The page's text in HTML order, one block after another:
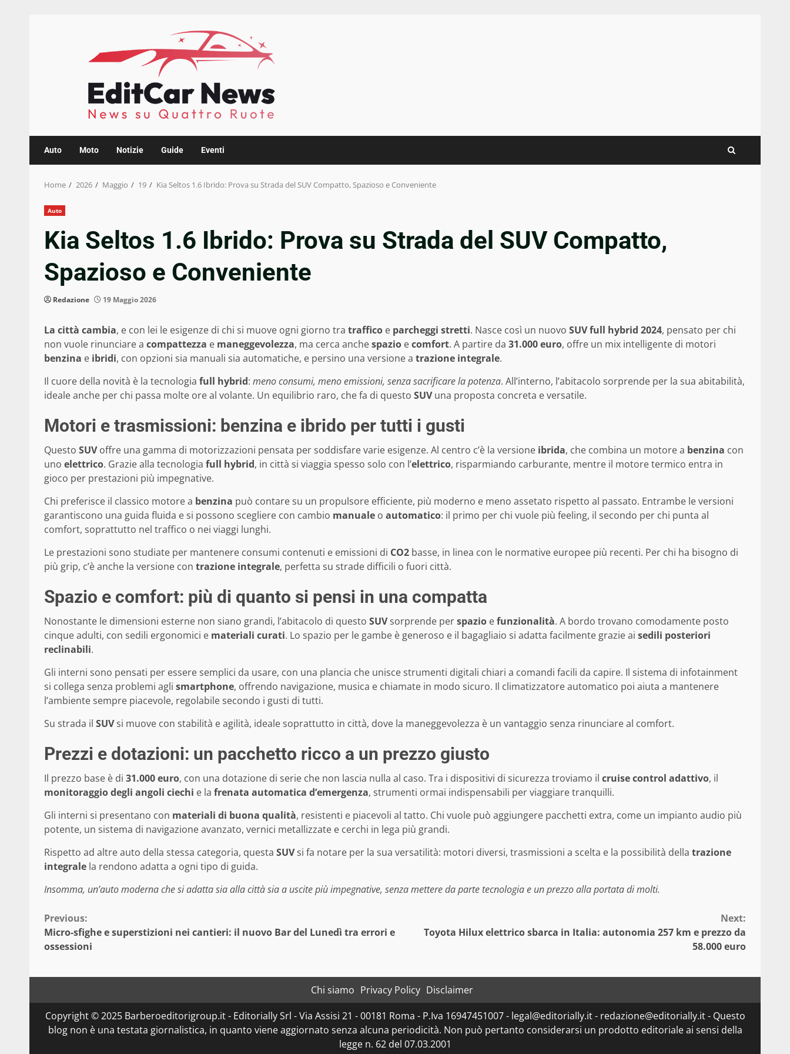
Auto Moto Notizie Guide Eventi
Home 2026 Maggio 19 Kia Seltos 1.6 Ibrido: Prova su Strada del SUV Compatto, Spazioso e Conveniente
Auto
Kia Seltos 1.6 Ibrido: Prova su Strada del SUV Compatto,
Spazioso e Conveniente
Redazione 19 Maggio 2026
La città cambia, e con lei le esigenze di chi si muove ogni giorno tra traffico e parcheggi stretti. Nasce così un nuovo SUV full hybrid 2024, pensato per chi
non vuole rinunciare a compattezza e maneggevolezza, ma cerca anchespazio ecomfort. A partire da 31.000 euro, offre un mix intelligente di motori
benzina e ibridi, con opzioni sia manuali sia automatiche, e persino una versione a trazione integrale.
Il cuore della novità è la tecnologia full hybrid: meno consumi, meno emissioni, senza sacrificare la potenza. All’interno, l’abitacolo sorprende per la sua abitabilità,
ideale anche per chi passa molte ore al volante. Un equilibrio raro, che fa di questo SUVuna proposta concreta e versatile.
Motori e trasmissioni: benzina e ibrido per tutti i gusti
Questo SUVoffre una gamma di motorizzazioni pensata per soddisfare varie esigenze. Al centro c’è la versione ibrida, che combina un motore a benzina con
uno elettrico. Grazie alla tecnologia full hybrid, in città si viaggia spesso solo con l’elettrico, risparmiando carburante, mentre il motore termico entra in
gioco per prestazioni più impegnative.
Chi preferisce il classico motore a benzina può contare su un propulsore efficiente, più moderno e meno assetato rispetto al passato. Entrambe le versioni
garantiscono una guida fluida e si possono scegliere con cambio manuale o automatico: il primo per chi vuole più feeling, il secondo per chi punta al
comfort, soprattutto nel traffico o nei viaggi lunghi.
Le prestazioni sono studiate per mantenere consumi contenuti e emissioni di CO2 basse, in linea con le normative europee più recenti. Per chi ha bisogno di
più grip, c’è anche la versione con trazione integrale, perfetta su strade difficili o fuori città.
Spazio e comfort: più di quanto si pensi in una compatta
Nonostante le dimensioni esterne non siano grandi, l’abitacolo di questo SUVsorprende perspazio efunzionalità. A bordo trovano comodamente posto
cinque adulti, con sedili ergonomici e materiali curati. Lo spazio per le gambe è generoso e il bagagliaio si adatta facilmente grazie ai sedili posteriori
reclinabili.
Gli interni sono pensati per essere semplici da usare, con una plancia che unisce strumenti digitali chiari a comandi facili da capire. Il sistema di infotainment
si collega senza problemi agli smartphone, offrendo navigazione, musica e chiamate in modo sicuro. Il climatizzatore automatico poi aiuta a mantenere
l’ambiente sempre piacevole, regolabile secondo i gusti di tutti.
Su strada il SUVsi muove con stabilità e agilità, ideale soprattutto in città, dove la maneggevolezza è un vantaggio senza rinunciare al comfort.
Prezzi e dotazioni: un pacchetto ricco a un prezzo giusto
Il prezzo base è di 31.000 euro, con una dotazione di serie che non lascia nulla al caso. Tra i dispositivi di sicurezza troviamo il cruise control adattivo, il
monitoraggio degli angoli ciechi e la frenata automatica d’emergenza, strumenti ormai indispensabili per viaggiare tranquilli.
Gli interni si presentano con materiali di buona qualità, resistenti e piacevoli al tatto. Chi vuole può aggiungere pacchetti extra, come un impianto audio più
potente, un sistema di navigazione avanzato, vernici metallizzate e cerchi in lega più grandi.
Rispetto ad altre auto della stessa categoria, questa SUVsi fa notare per la sua versatilità: motori diversi, trasmissioni a scelta e la possibilità della trazione
integrale la rendono adatta a ogni tipo di guida.
Insomma, un’auto moderna che si adatta sia alla città sia a uscite più impegnative, senza mettere da parte tecnologia e un prezzo alla portata di molti.
Continue
Reading
Previous:
Micro-sfighe e superstizioni nei cantieri: il nuovo Bar del Lunedì tra errori e
ossessioni
Next:
Toyota Hilux elettrico sbarca in Italia: autonomia 257 km e prezzo da
58.000 euro
Chi siamo Privacy Policy Disclaimer
Copyright © 2025 Barberoeditorigroup.it - Editorially Srl - Via Assisi 21 - 00181 Roma - P.Iva 16947451007 - legal@editorially.it - redazione@editorially.it - Questo
blog non è una testata giornalistica, in quanto viene aggiornato senza alcuna periodicità. Non può pertanto considerarsi un prodotto editoriale ai sensi della
legge n. 62 del 07.03.2001